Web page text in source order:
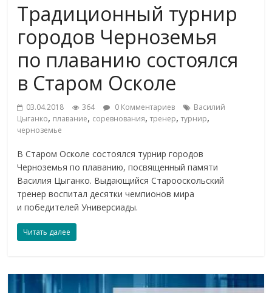
Традиционный турнир
городов Черноземья
по плаванию состоялся
в Старом Осколе
03.04.2018 364 0 Комментариев
Василий
Цыганко, плавание, соревнования,тренер,турнир,
черноземье
В Старом Осколе состоялся турнир городов
Черноземья по плаванию, посвященный памяти
Василия Цыганко. Выдающийся Старооскольский
тренер воспитал десятки чемпионов мира
и победителей Универсиады.
Читать далее